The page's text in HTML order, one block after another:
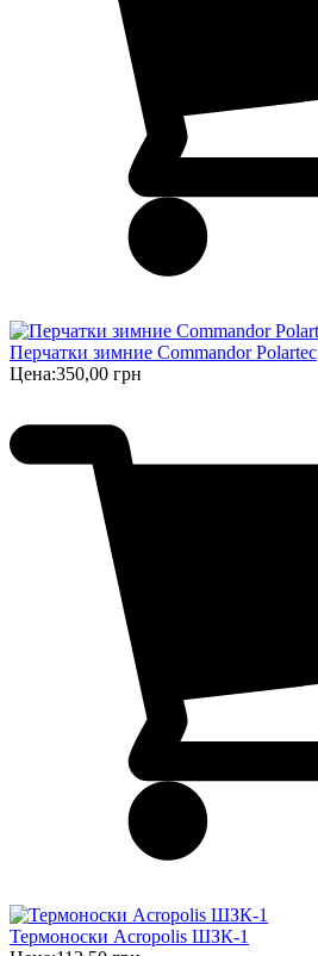
Перчатки зимние Commandor Polartec
Цена:350,00 грн
Термоноски Acropolis ШЗК-1